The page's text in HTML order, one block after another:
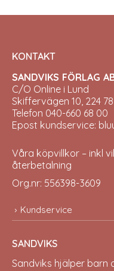
KONTAKT
SANDVIKS FÖRLAG
C/O Online i Lund
Skiffervägen 10, 224
Telefon 040-660 68 00
Epost kundservice:
Våra köpvillkor – inkl
återbetalning
Org.nr: 556398-3609
Kundservice
SANDVIKS
Sandviks hjälper barn